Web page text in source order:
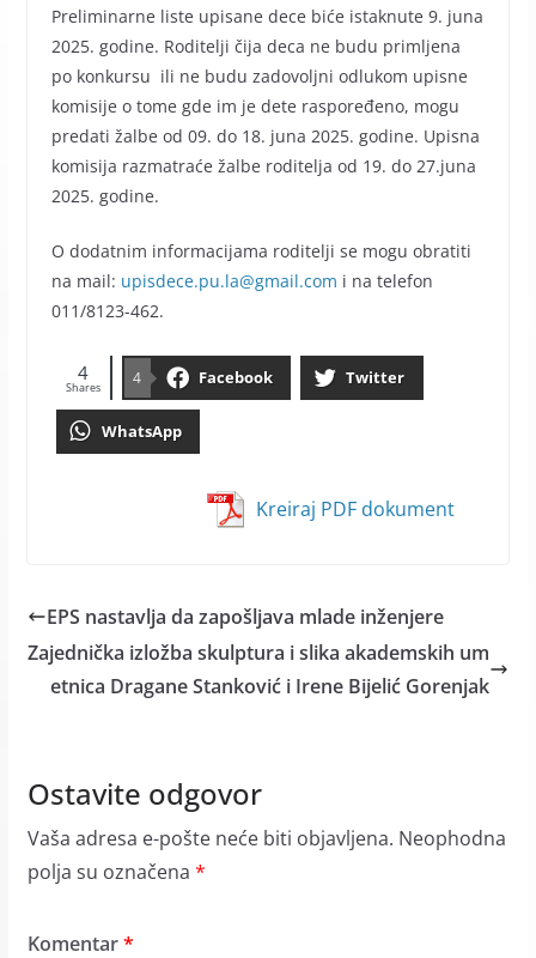
Preliminarne liste upisane dece biće istaknute 9. juna
2025. godine. Roditelji čija deca ne budu primljena
po konkursu ili ne budu zadovoljni odlukom upisne
komisije o tome gde im je dete raspoređeno, mogu
predati žalbe od 09. do 18. juna 2025. godine. Upisna
komisija razmatraće žalbe roditelja od 19. do 27.juna
2025. godine.
O dodatnim informacijama roditelji se mogu obratiti
na mail: upisdece.pu.la@gmail.com i na telefon
011/8123-462.
4 Facebook Twitter
WhatsApp
Shares
4
Kreiraj PDF dokument
EPS nastavlјa da zapošlјava mlade inženjere
Zajednička izložba skulptura i slika akademskih um
etnica Dragane Stanković i Irene Bijelić Gorenjak
Ostavite odgovor
Vaša adresa e-pošte neće biti objavljena. Neophodna
polja su označena *
Komentar*